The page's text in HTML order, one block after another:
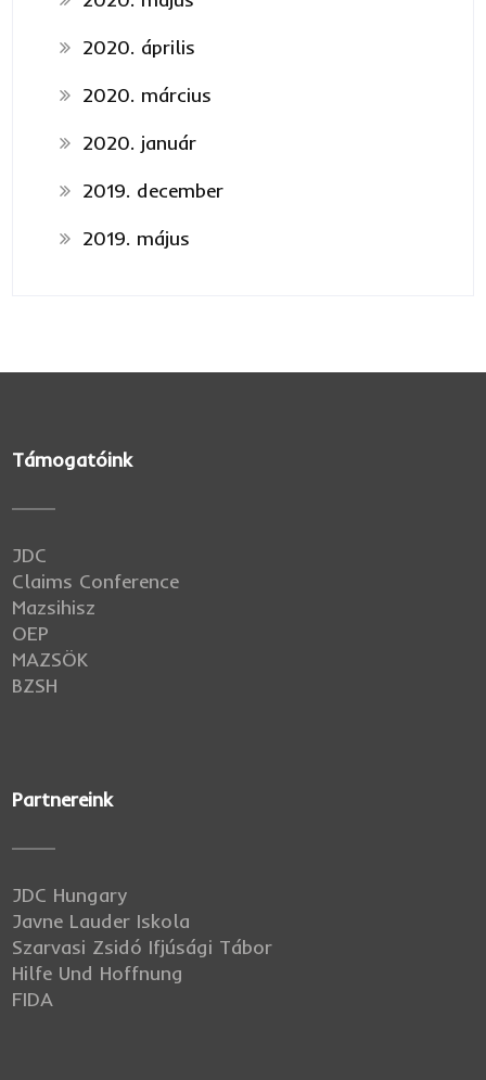
2020. április
2020. március
2020. január
2019. december
2019. május
Támogatóink
JDC
Claims Conference
Mazsihisz
OEP
MAZSÖK
BZSH
Partnereink
JDC Hungary
Javne Lauder Iskola
Szarvasi Zsidó Ifjúsági Tábor
Hilfe Und Hoffnung
FIDA